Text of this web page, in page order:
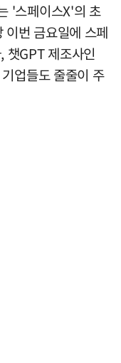
'스페이스X'의 초
번 금요일에 스페
챗GPT 제조사인
업들도 줄줄이 주